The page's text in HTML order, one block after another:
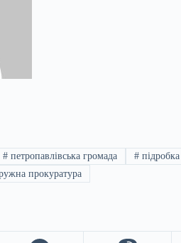
# петропавлівська громада #
прокуратура